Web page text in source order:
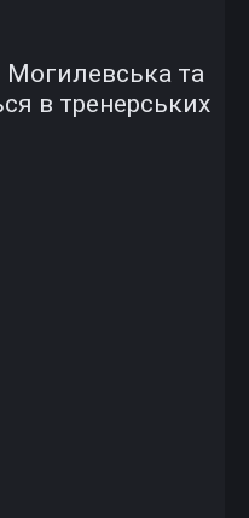
Могилевська та
в тренерських